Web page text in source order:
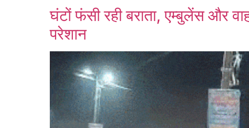
घंटों फंसी रही बराता, एम्बुलेंस और
परेशान